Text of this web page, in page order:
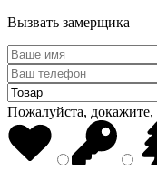
Вызвать замерщика
Пожалуйста,